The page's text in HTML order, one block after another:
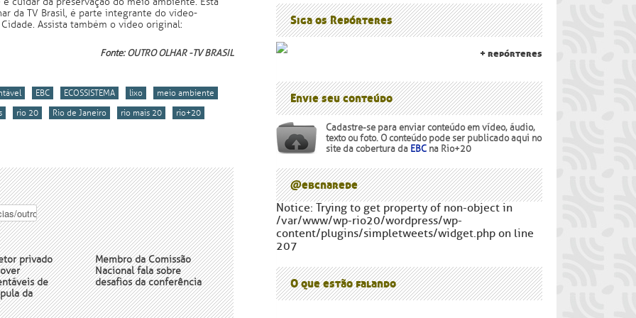
da TV Brasil, é parte integrante do vídeo-
Assista também o vídeo original:
Fonte:OUTRO OLHAR -TV BRASIL
EBC ECOSSISTEMA lixo
meio ambiente
rio 20 Rio de Janeiro rio mais 20
rio+20
privado
de
da
Membro da Comissão
Nacional fala sobre
desafios da conferência
Blog do Planalto
Cúpula dos Povos
Siga os Repórteres
+ repórteres
Envie seu conteúdo
Cadastre-se para enviar conteúdo em vídeo, áudio,
texto ou foto. O conteúdo pode ser publicado aqui no
site da cobertura da EBC na Rio+20
@ebcnarede
Notice: Trying to get property of non-object in
/var/www/wp-rio20/wordpress/wp-
content/plugins/simpletweets/widget.php on line
207
O que estão falando